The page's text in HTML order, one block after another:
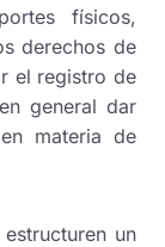
físicos,
derechos de
el registro de
general dar
materia de
un